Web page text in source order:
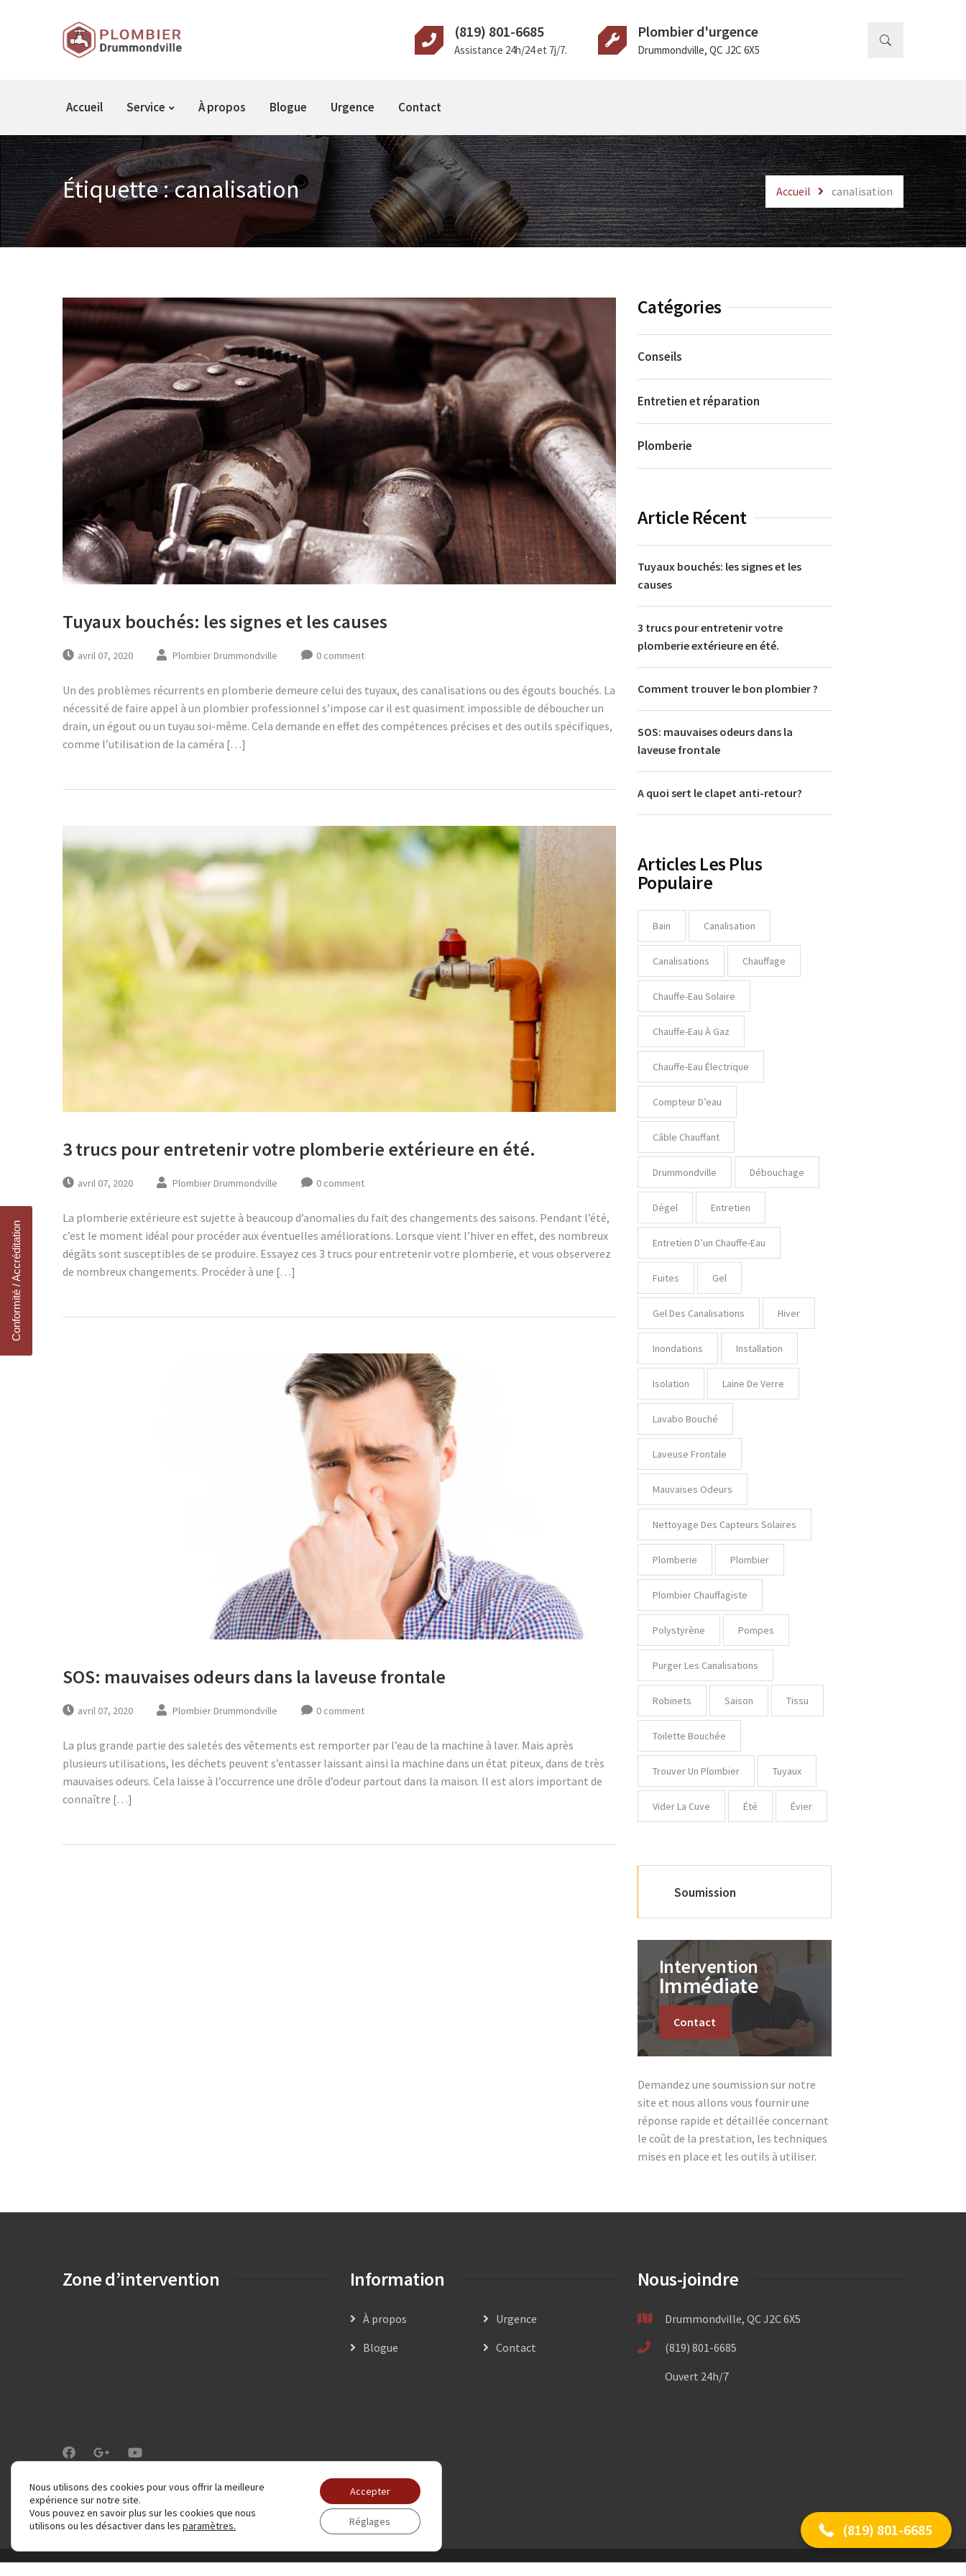
(819) 801-6685
Assistance 24h/24 et 7j/7.
Plombier d'urgence
Drummondville, QC J2C 6X5
Accueil Service À propos Blogue Urgence Contact
Étiquette :canalisation Accueil canalisation
Tuyaux bouchés: les signes et les causes
avril 07, 2020 Plombier Drummondville 0 comment
Un des problèmes récurrents en plomberie demeure celui des tuyaux, des canalisations ou des égouts bouchés. La
nécessité de faire appel à un plombier professionnel s’impose car il est quasiment impossible de déboucher un
drain, un égout ou un tuyau soi-même. Cela demande en effet des compétences précises et des outils spécifiques,
comme l’utilisation de la caméra […]
3 trucs pour entretenir votre plomberie extérieure en été.
avril 07, 2020 Plombier Drummondville 0 comment
La plomberie extérieure est sujette à beaucoup d’anomalies du fait des changements des saisons. Pendant l’été,
c’est le moment idéal pour procéder aux éventuelles améliorations. Lorsque vient l’hiver en effet, des nombreux
dégâts sont susceptibles de se produire. Essayez ces 3 trucs pour entretenir votre plomberie, et vous observerez
de nombreux changements. Procéder à une […]
SOS: mauvaises odeurs dans la laveuse frontale
avril 07, 2020 Plombier Drummondville 0 comment
La plus grande partie des saletés des vêtements est remporter par l’eau de la machine à laver. Mais après
plusieurs utilisations, les déchets peuvent s’entasser laissant ainsi la machine dans un état piteux, dans de très
mauvaises odeurs. Cela laisse à l’occurrence une drôle d’odeur partout dans la maison. Il est alors important de
connaître […]
Catégories
Conseils
Entretien et réparation
Plomberie
Article Récent
Tuyaux bouchés: les signes et les
causes
3 trucs pour entretenir votre
plomberie extérieure en été.
Comment trouver le bon plombier ?
SOS: mauvaises odeurs dans la
laveuse frontale
A quoi sert le clapet anti-retour?
Articles Les Plus
Populaire
Bain Canalisation
Canalisations Chauffage
Chauffe-Eau Solaire
Chauffe-Eau À Gaz
Chauffe-Eau Électrique
Compteur D’eau
Câble Chauffant
Drummondville Débouchage
Dégel Entretien
Entretien D’un Chauffe-Eau
Fuites Gel
Gel Des Canalisations Hiver
Inondations Installation
Isolation Laine De Verre
Lavabo Bouché
Laveuse Frontale
Mauvaises Odeurs
Nettoyage Des Capteurs Solaires
Plomberie Plombier
Plombier Chauffagiste
Polystyrène Pompes
Purger Les Canalisations
Robinets Saison Tissu
Toilette Bouchée
Trouver Un Plombier Tuyaux
Vider La Cuve Été Évier
Soumission
Intervention
Immédiate
Contact
Demandez une soumission sur notre
site et nous allons vous fournir une
réponse rapide et détaillée concernant
le coût de la prestation, les techniques
mises en place et les outils à utiliser.
Zone d’intervention Information
À propos
Urgence
Blogue
Contact
Nous-joindre
Drummondville, QC J2C 6X5
(819) 801-6685
Ouvert 24h/7
Nous utilisons des cookies pour vous offrir la meilleure
expérience sur notre site.
Vous pouvez en savoir plus sur les cookies que nous
utilisons ou les désactiver dans les paramètres.
Accepter
Réglages (819) 801-6685
Conformité / Accréditation